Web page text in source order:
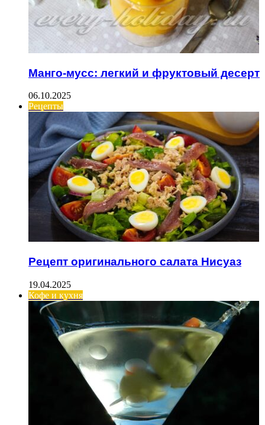
Манго-мусс: легкий и фруктовый десерт
06.10.2025
Рецепты
Рецепт оригинального салата Нисуаз
19.04.2025
Кофе и кухня